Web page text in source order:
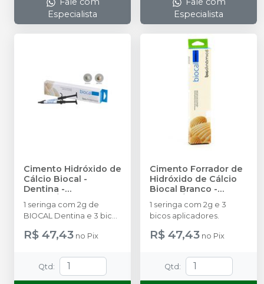
Especialista
Especialista
Cimento Hidróxido de
Cálcio Biocal -
Dentina -
BIODINÂMICA
1 seringa com 2g de
BIOCAL Dentina e 3 bicos
R$ 47,43 no Pix
Qtd:
Cimento Forrador de
Hidróxido de Cálcio
Biocal Branco -
BIODINÂMICA
1 seringa com 2g e 3
bicos aplicadores.
R$ 47,43 no Pix
Qtd: